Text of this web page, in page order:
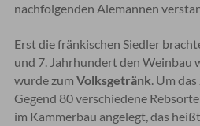
nachfolgenden Alemannen
Erst die fränkischen Siedler
und 7. Jahrhundert den Weinbau
wurde zum Volksgetränk. Um
Gegend 80 verschiedene
im Kammerbau angelegt, das